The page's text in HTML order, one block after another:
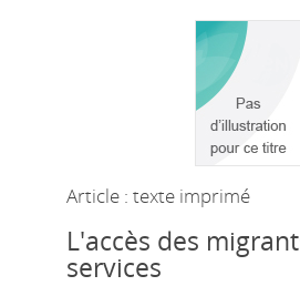
Article : texte imprimé
L'accès des
services